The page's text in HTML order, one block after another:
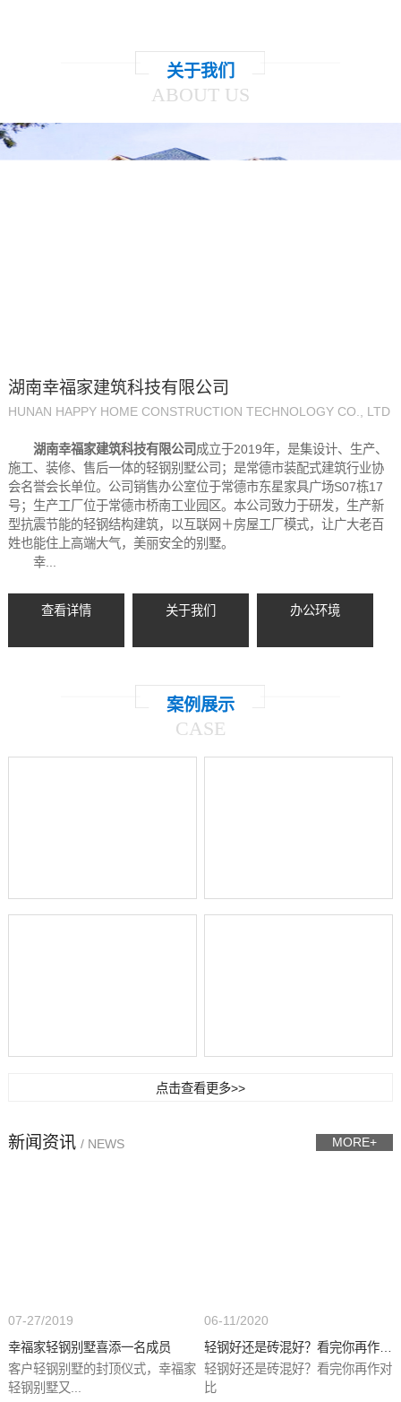
关于我们
ABOUT US
湖南幸福家建筑科技有限公司
HUNAN HAPPY HOME CONSTRUCTION TECHNOLOGY CO., LTD
湖南幸福家建筑科技有限公司 成立于2019年，是集设计、生产、
施工、装修、售后一体的轻钢别墅公司；是常德市装配式建筑行业协
会名誉会长单位。公司销售办公室位于常德市东星家具广场S07栋17
号；生产工厂位于常德市桥南工业园区。本公司致力于研发，生产新
型抗震节能的轻钢结构建筑，以互联网＋房屋工厂模式，让广大老百
姓也能住上高端大气，美丽安全的别墅。
幸...
查看详情 关于我们 办公环境
案例展示
CASE
点击查看更多>>
新闻资讯 / NEWS MORE+
07-27/2019
幸福家轻钢别墅喜添一名成员
客户轻钢别墅的封顶仪式，幸福家
轻钢别墅又...
06-11/2020
轻钢好还是砖混好？看完你再作对
比